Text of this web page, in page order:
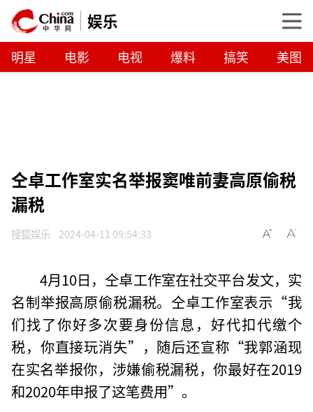
娱乐
明星 电影 电视 爆料 搞笑 美图
仝卓工作室实名举报窦唯前妻高原偷税
漏税
搜狐娱乐 2024-04-11 09:54:33
4月10日，仝卓工作室在社交平台发文，实
名制举报高原偷税漏税。仝卓工作室表示“我
们找了你好多次要身份信息，好代扣代缴个
税，你直接玩消失”，随后还宣称“我郭涵现
在实名举报你，涉嫌偷税漏税，你最好在2019
和2020年申报了这笔费用”。